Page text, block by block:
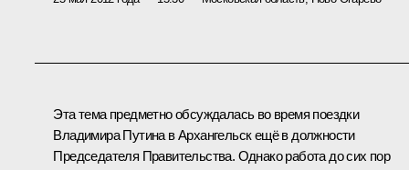
Эта тема предметно обсуждалась во время поездки
Владимира Путина в Архангельск ещё в должности
Председателя Правительства. Однако работа до сих пор